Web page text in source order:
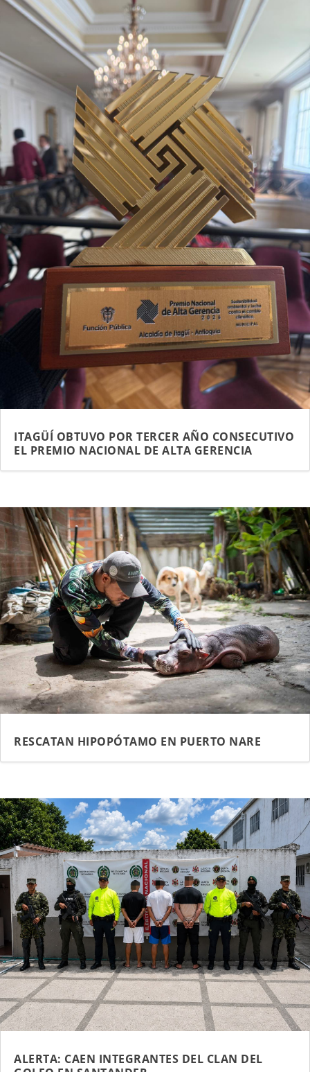
ITAGÜÍ OBTUVO POR TERCER AÑO CONSECUTIVO
EL PREMIO NACIONAL DE ALTA GERENCIA
RESCATAN HIPOPÓTAMO EN PUERTO NARE
ALERTA: CAEN INTEGRANTES DEL CLAN DEL